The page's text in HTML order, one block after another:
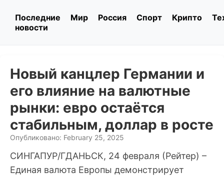
Последние
новости
Мир Россия Спорт Крипто
Новый канцлер Германии и
его влияние на валютные
рынки: евро остаётся
стабильным, доллар в росте
Опубликовано: February 25, 2025
СИНГАПУР/ГДАНЬСК, 24 февраля (Рейтер) –
Единая валюта Европы демонстрирует